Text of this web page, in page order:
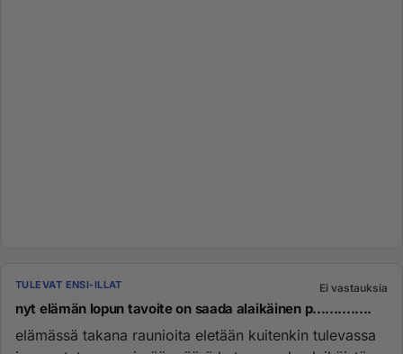
TULEVAT ENSI-ILLAT Ei vastauksia
nyt elämän lopun tavoite on saada alaikäinen p..............
elämässä takana raunioita eletään kuitenkin tulevassa